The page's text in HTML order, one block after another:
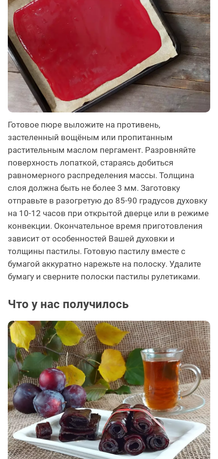
Готовое пюре выложите на противень,
застеленный вощёным или пропитанным
растительным маслом пергамент. Разровняйте
поверхность лопаткой, стараясь добиться
равномерного распределения массы. Толщина
слоя должна быть не более 3 мм. Заготовку
отправьте в разогретую до 85-90 градусов духовку
на 10-12 часов при открытой дверце или в режиме
конвекции. Окончательное время приготовления
зависит от особенностей Вашей духовки и
толщины пастилы. Готовую пастилу вместе с
бумагой аккуратно нарежьте на полоску. Удалите
бумагу и сверните полоски пастилы рулетиками.
Что у нас получилось